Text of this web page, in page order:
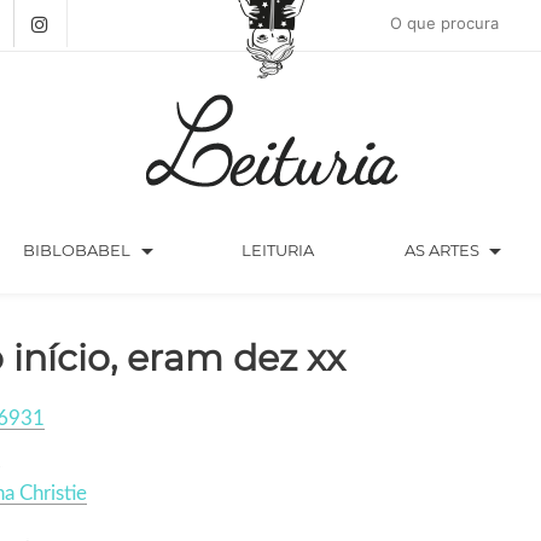
BIBLOBABEL arrow_drop_down LEITURIA AS ARTES arrow_drop_down
início, eram dez xx
Christie